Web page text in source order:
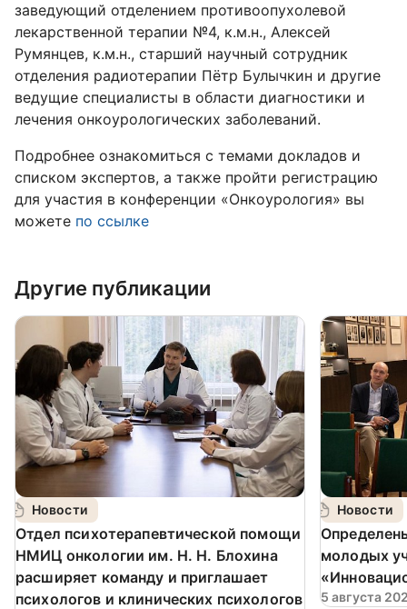
заведующий отделением противоопухолевой
лекарственной терапии №4, к.м.н., Алексей
Румянцев, к.м.н., старший научный сотрудник
отделения радиотерапии Пётр Булычкин и другие
ведущие специалисты в области диагностики и
лечения онкоурологических заболеваний.
Подробнее ознакомиться с темами докладов и
списком экспертов, а также пройти регистрацию
для участия в конференции «Онкоурология» вы
можете по ссылке
Другие публикации
Новости
️Отдел психотерапевтической помощи
НМИЦ онкологии им. Н. Н. Блохина
расширяет команду и приглашает
психологов и клинических психологов
Новости
молодых
5 августа